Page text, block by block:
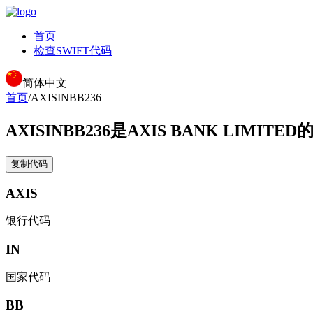
首页
检查SWIFT代码
简体中文
首页/AXISINBB236
AXISINBB236是AXIS BANK LIMITED
复制代码
AXIS
银行代码
IN
国家代码
BB